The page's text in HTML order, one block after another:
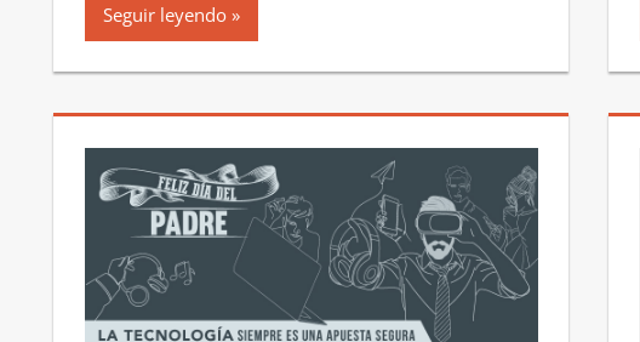
Seguir leyendo